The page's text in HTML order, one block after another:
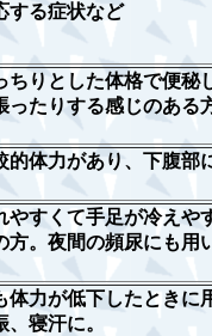
する症状など
ちりとした体格で便秘
ったりする感じのある
的体力があり、下腹部
やすくて手足が冷えや
方。夜間の頻尿にも用
体力が低下したときに
、寝汗に。